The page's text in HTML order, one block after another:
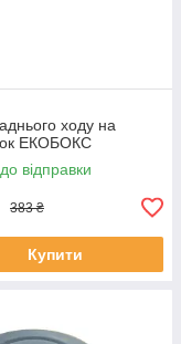
ходу на
ЕКОБОКС
відправки
383 ₴
Купити